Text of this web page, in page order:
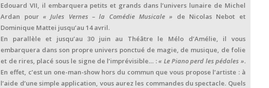
Edouard VII, il embarquera petits et grands dans l’univers lunaire de Michel
Ardan pour « Jules Vernes – la Comédie Musicale » de Nicolas Nebot et
Dominique Mattei jusqu’au 14 avril.
En parallèle et jusqu’au 30 juin au Théâtre le Mélo d’Amélie, il vous
embarquera dans son propre univers ponctué de magie, de musique, de folie
et de rires, placé sous le signe de l’imprévisible… :« Le Piano perd les pédales ».
En effet, c’est un one-man-show hors du commun que vous propose l’artiste : à
l’aide d’une simple application, vous aurez les commandes du spectacle. Quels